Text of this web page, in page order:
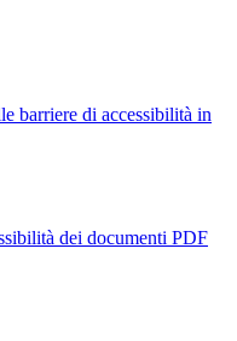
barriere di accessibilità in
dei documenti PDF